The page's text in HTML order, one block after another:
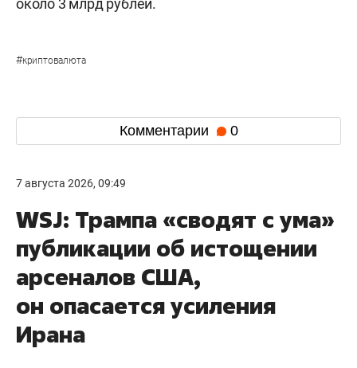
#криптовалюта
Комментарии 0
7 августа 2026, 09:49
WSJ: Трампа «сводят с ума»
публикации об истощении
арсеналов США,
он опасается усиления
Ирана